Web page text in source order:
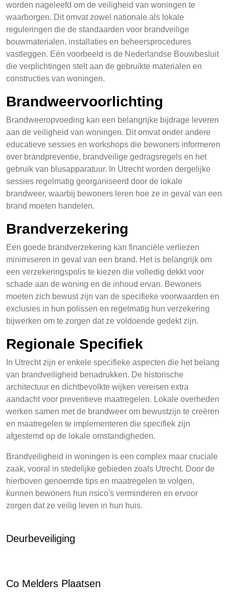
worden nageleefd om de veiligheid van woningen te
waarborgen. Dit omvat zowel nationale als lokale
reguleringen die de standaarden voor brandveilige
bouwmaterialen, installaties en beheersprocedures
vastleggen. Eén voorbeeld is de Nederlandse Bouwbesluit
die verplichtingen stelt aan de gebruikte materialen en
constructies van woningen.
Brandweervoorlichting
Brandweeropvoeding kan een belangrijke bijdrage leveren
aan de veiligheid van woningen. Dit omvat onder andere
educatieve sessies en workshops die bewoners informeren
over brandpreventie, brandveilige gedragsregels en het
gebruik van blusapparatuur. In Utrecht worden dergelijke
sessies regelmatig georganiseerd door de lokale
brandweer, waarbij bewoners leren hoe ze in geval van een
brand moeten handelen.
Brandverzekering
Een goede brandverzekering kan financiële verliezen
minimiseren in geval van een brand. Het is belangrijk om
een verzekeringspolis te kiezen die volledig dekkt voor
schade aan de woning en de inhoud ervan. Bewoners
moeten zich bewust zijn van de specifieke voorwaarden en
exclusies in hun polissen en regelmatig hun verzekering
bijwerken om te zorgen dat ze voldoende gedekt zijn.
Regionale Specifiek
In Utrecht zijn er enkele specifieke aspecten die het belang
van brandveiligheid benadrukken. De historische
architectuur en dichtbevolkte wijken vereisen extra
aandacht voor preventieve maatregelen. Lokale overheden
werken samen met de brandweer om bewustzijn te creëren
en maatregelen te implementeren die specifiek zijn
afgestemd op de lokale omstandigheden.
Brandveiligheid in woningen is een complex maar cruciale
zaak, vooral in stedelijke gebieden zoals Utrecht. Door de
hierboven genoemde tips en maatregelen te volgen,
kunnen bewoners hun risico's verminderen en ervoor
zorgen dat ze veilig leven in hun huis.
Deurbeveiliging
Co Melders Plaatsen